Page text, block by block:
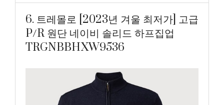
6. 트레몰로 [2023년 겨울 최저가] 고급
P/R 원단 네이비 솔리드 하프집업
TRGNBBHXW9536